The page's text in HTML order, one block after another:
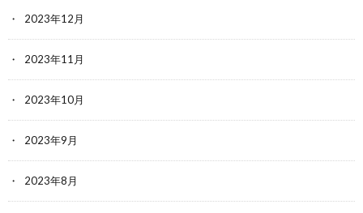
2023年12月
2023年11月
2023年10月
2023年9月
2023年8月